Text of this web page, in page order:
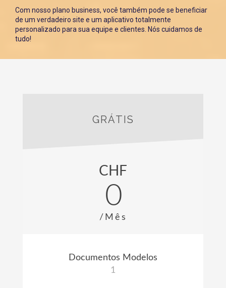
Com nosso plano business, você também pode se beneficiar
de um verdadeiro site e um aplicativo totalmente
personalizado para sua equipe e clientes. Nós cuidamos de
tudo!
GRÁTIS
CHF
0
/Mês
Documentos Modelos
1